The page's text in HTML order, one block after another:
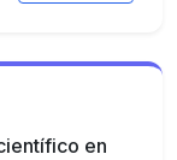
en